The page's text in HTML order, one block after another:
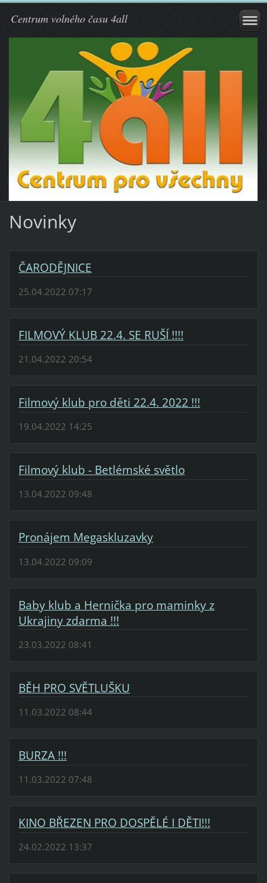
Centrum volného času 4all
Novinky
ČARODĚJNICE
25.04.2022 07:17
FILMOVÝ KLUB 22.4. SE RUŠÍ !!!!
21.04.2022 20:54
Filmový klub pro děti 22.4. 2022 !!!
19.04.2022 14:25
Filmový klub - Betlémské světlo
13.04.2022 09:48
Pronájem Megaskluzavky
13.04.2022 09:09
Baby klub a Hernička pro maminky z
Ukrajiny zdarma !!!
23.03.2022 08:41
BĚH PRO SVĚTLUŠKU
11.03.2022 08:44
BURZA !!!
11.03.2022 07:48
KINO BŘEZEN PRO DOSPĚLÉ I DĚTI!!!
24.02.2022 13:37